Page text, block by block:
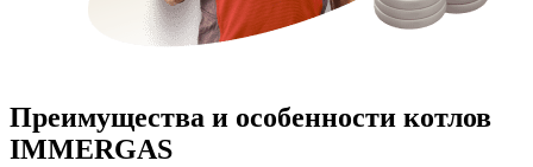
Преимущества и особенности котлов
IMMERGAS